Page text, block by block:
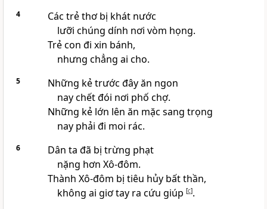
4
Các trẻ thơ bị khát nước
lưỡi chúng dính nơi vòm họng.
Trẻ con đi xin bánh,
nhưng chẳng ai cho.
5
Những kẻ trước đây ăn ngon
nay chết đói nơi phố chợ.
Những kẻ lớn lên ăn mặc sang trọng
nay phải đi moi rác.
6
Dân ta đã bị trừng phạt
nặng hơn Xô-đôm.
Thành Xô-đôm bị tiêu hủy bất thần,
không ai giơ tay ra cứu giúp [c].